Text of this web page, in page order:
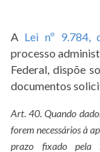
A Lei nº 9.784,
processo
Federal, dispõe
documentos
Art. 40. Quando
forem necessários à
prazo fixado pela